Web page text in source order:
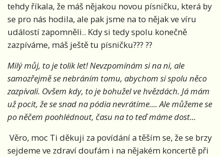
tehdy říkala, že máš nějakou novou písničku, která by
se pro nás hodila, ale pak jsme na to nějak ve víru
událostí zapomněli.. Kdy si tedy spolu konečně
zazpíváme, máš ještě tu písničku??? ??
Milý můj, to je tolik let! Nevzpomínám si na ni, ale
samozřejmě se nebráním tomu, abychom si spolu něco
zazpívali. Ovšem kdy, to je bohužel ve hvězdách. Já mám
už pocit, že se snad na pódia nevrátíme.... Ale můžeme se
po něčem poohlédnout, času na to teď máme dost...
Věro, moc Ti děkuji za povídání a těším se, že se brzy
sejdeme ve zdraví doufám i na nějakém koncertě při